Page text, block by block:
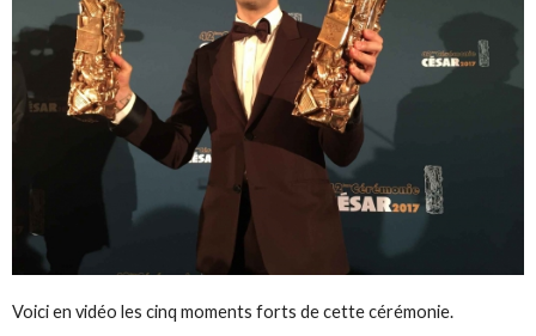
Voici en vidéo les cinq moments forts de cette cérémonie.